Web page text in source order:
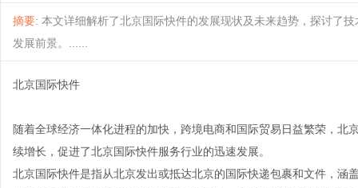
摘要: 本文详细解析了北京国际快件的发展现状及未来趋势，探讨了
发展前景。......
北京国际快件
随着全球经济一体化进程的加快，跨境电商和国际贸易日益繁荣，
续增长，促进了北京国际快件服务行业的迅速发展。
北京国际快件是指从北京发出或抵达北京的国际快递包裹和文件，涵